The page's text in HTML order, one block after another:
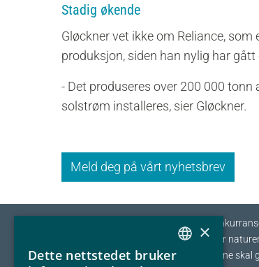
Stadig økende
Gløckner vet ikke om Reliance, som
produksjon, siden han nylig har
- Det produseres over 200 000
solstrøm installeres, sier Gløckner.
Meld deg på vårt nyhetsbrev
Eyde-klyngen skal sikre tilvekst og
prosessindustri som opererer innenfor
I fellesskap streber vi etter at bedriftene skal
NORWEGIAN
×
Dette nettstedet bruker